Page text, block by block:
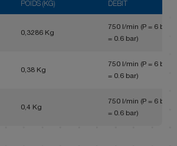
POIDS (KG) DÉBIT
0,3286 Kg
750 l/min (P = 6 bar,
= 0.6 bar)
0,38 Kg
750 l/min (P = 6 bar,
= 0.6 bar)
0,4 Kg
750 l/min (P = 6 bar,
= 0.6 bar)